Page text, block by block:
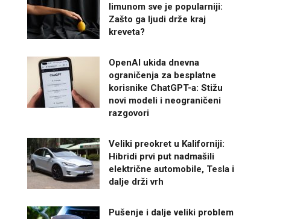
limunom sve je popularniji:
Zašto ga ljudi drže kraj
kreveta?
OpenAI ukida dnevna
ograničenja za besplatne
korisnike ChatGPT-a: Stižu
novi modeli i neograničeni
razgovori
Veliki preokret u Kaliforniji:
Hibridi prvi put nadmašili
električne automobile, Tesla i
dalje drži vrh
Pušenje i dalje veliki problem